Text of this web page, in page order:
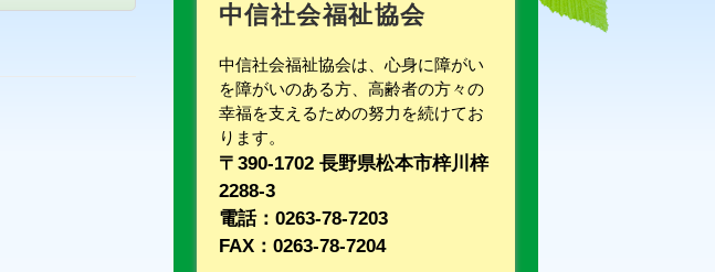
中信社会福祉協会
中信社会福祉協会は、心身に障がい
を障がいのある方、高齢者の方々の
幸福を支えるための努力を続けてお
ります。
〒390-1702 長野県松本市梓川梓
2288-3
電話：0263-78-7203
FAX：0263-78-7204